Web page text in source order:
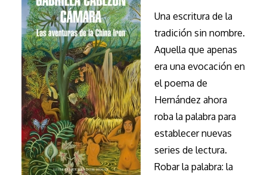
Una escritura de la
tradición sin nombre.
Aquella que apenas
era una evocación en
el poema de
Hernández ahora
roba la palabra para
establecer nuevas
series de lectura.
Robar la palabra: la